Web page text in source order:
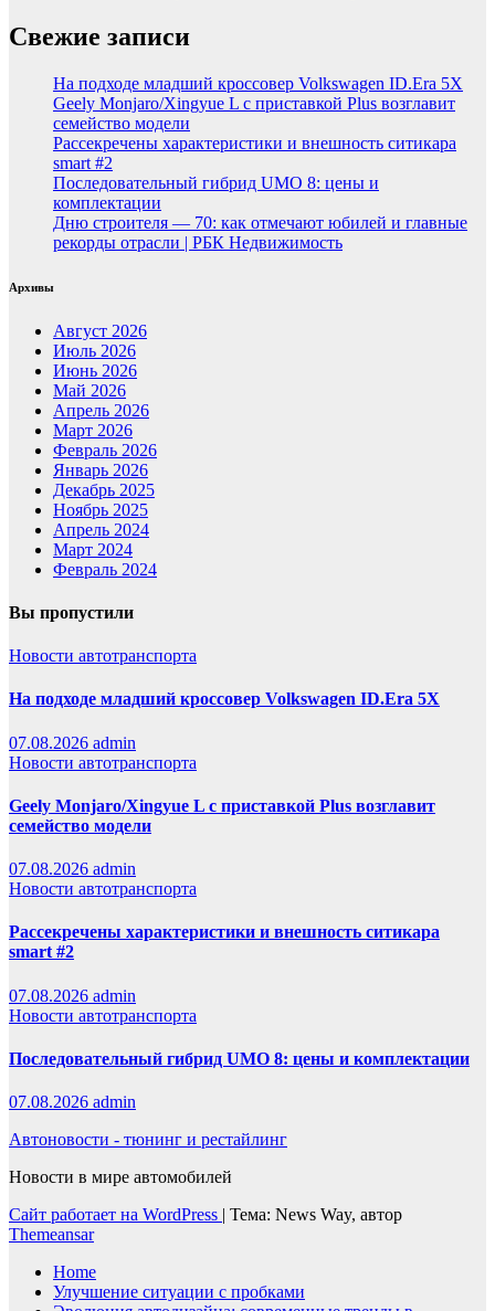
Свежие записи
На подходе младший кроссовер Volkswagen ID.Era 5X
Geely Monjaro/Xingyue L с приставкой Plus возглавит
семейство модели
Рассекречены характеристики и внешность ситикара
smart #2
Последовательный гибрид UMO 8: цены и
комплектации
Дню строителя — 70: как отмечают юбилей и главные
рекорды отрасли | РБК Недвижимость
Архивы
Август 2026
Июль 2026
Июнь 2026
Май 2026
Апрель 2026
Март 2026
Февраль 2026
Январь 2026
Декабрь 2025
Ноябрь 2025
Апрель 2024
Март 2024
Февраль 2024
Вы пропустили
Новости автотранспорта
На подходе младший кроссовер Volkswagen ID.Era 5X
07.08.2026 admin
Новости автотранспорта
Geely Monjaro/Xingyue L с приставкой Plus возглавит
семейство модели
07.08.2026 admin
Новости автотранспорта
Рассекречены характеристики и внешность ситикара
smart #2
07.08.2026 admin
Новости автотранспорта
Последовательный гибрид UMO 8: цены и комплектации
07.08.2026 admin
Автоновости - тюнинг и рестайлинг
Новости в мире автомобилей
Сайт работает на WordPress | Тема: News Way, автор
Themeansar
Home
Улучшение ситуации с пробками